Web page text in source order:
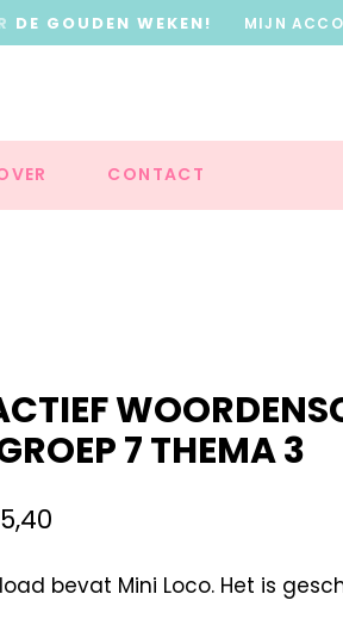
DE GOUDEN WEKEN! MIJN
CONTACT
7 THEMA 3
5,40
bevat Mini Loco. Het is